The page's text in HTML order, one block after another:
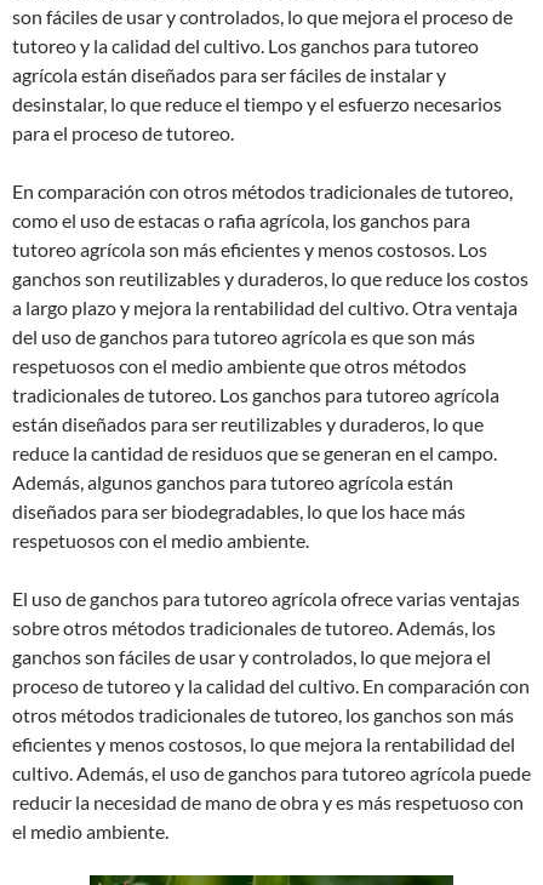
son fáciles de usar y controlados, lo que mejora el proceso de
tutoreo y la calidad del cultivo. Los ganchos para tutoreo
agrícola están diseñados para ser fáciles de instalar y
desinstalar, lo que reduce el tiempo y el esfuerzo necesarios
para el proceso de tutoreo.
En comparación con otros métodos tradicionales de tutoreo,
como el uso de estacas o rafia agrícola, los ganchos para
tutoreo agrícola son más eficientes y menos costosos. Los
ganchos son reutilizables y duraderos, lo que reduce los costos
a largo plazo y mejora la rentabilidad del cultivo. Otra ventaja
del uso de ganchos para tutoreo agrícola es que son más
respetuosos con el medio ambiente que otros métodos
tradicionales de tutoreo. Los ganchos para tutoreo agrícola
están diseñados para ser reutilizables y duraderos, lo que
reduce la cantidad de residuos que se generan en el campo.
Además, algunos ganchos para tutoreo agrícola están
diseñados para ser biodegradables, lo que los hace más
respetuosos con el medio ambiente.
El uso de ganchos para tutoreo agrícola ofrece varias ventajas
sobre otros métodos tradicionales de tutoreo. Además, los
ganchos son fáciles de usar y controlados, lo que mejora el
proceso de tutoreo y la calidad del cultivo. En comparación con
otros métodos tradicionales de tutoreo, los ganchos son más
eficientes y menos costosos, lo que mejora la rentabilidad del
cultivo. Además, el uso de ganchos para tutoreo agrícola puede
reducir la necesidad de mano de obra y es más respetuoso con
el medio ambiente.